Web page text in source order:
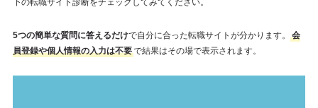
下の転職サイト診断をチェックしてみてください。
5つの簡単な質問に答えるだけで自分に合った転職サイトが分かります。
会
員登録や個人情報の入力は不要で結果はその場で表示されます。